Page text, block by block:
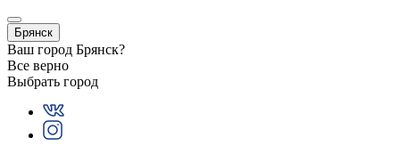
Брянск
Ваш город Брянск?
Все верно
Выбрать город